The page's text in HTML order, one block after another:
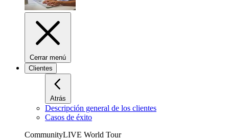
Cerrar menú
Clientes
Atrás
Descripción general de los clientes
Casos de éxito
CommunityLIVE World Tour